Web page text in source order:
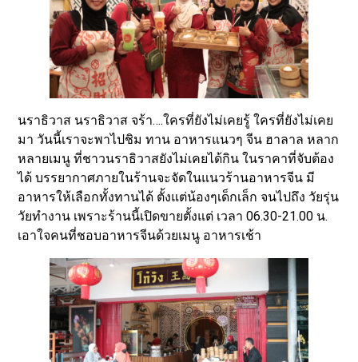
นราธิวาส นราธิวาส จร้า….ใครที่ยังไม่เคยรู้ ใครที่ยังไม่เคย
มา วันนี้เราจะพาไปชิม ทาน อาหารแนวๆ จีน ฮาลาล หลาก
หลายเมนู ที่ชาวนราธิวาสยังไม่เคยได้กิน ในราคาที่จับต้อง
ได้ บรรยากาศภายในร้านจะจัดในแนวร้านอาหารจีน มี
อาหารให้เลือกทั้งทานได้ ตั้งแต่น้องๆเด็กเล็ก จนไปถึง วัยรุ่น
วัยทำงาน เพราะร้านนี้เปิดขายตั้งแต่ เวลา 06.30-21.00 น.
เอาใจคนที่ชอบอาหารจีนด้วยเมนู อาหารเช้า